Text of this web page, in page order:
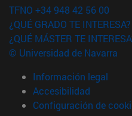
TFNO +34 948 42 56 00
¿QUÉ GRADO TE INTERESA?
¿QUÉ MÁSTER TE
© Universidad de Navarra
Información legal
Accesibilidad
Configuración de